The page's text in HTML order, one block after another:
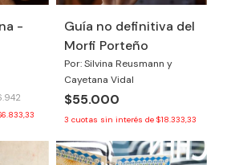
-
Guía no definitiva del
Morfi Porteño
Por: Silvina Reusmann y
Cayetana Vidal
$55.000
3 cuotas sin interés de $18.333,33